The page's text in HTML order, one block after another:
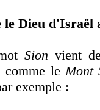
Dieu d'Israël
Sion vient
comme leMont
exemple :